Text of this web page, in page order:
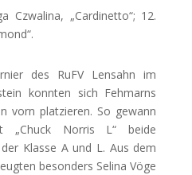
Czwalina, „Cardinetto“; 12.
des RuFV Lensahn im
konnten sich Fehmarns
vorn platzieren. So gewann
„Chuck Norris L“ beide
Klasse A und L. Aus dem
besonders Selina Vöge